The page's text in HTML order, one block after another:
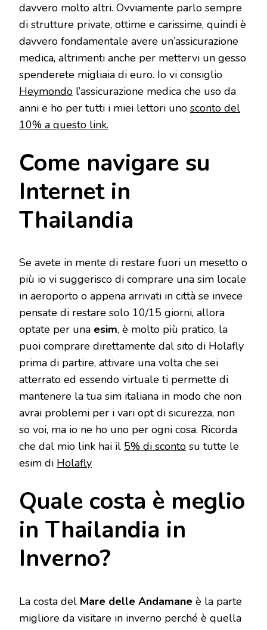
davvero molto altri. Ovviamente parlo sempre
di strutture private, ottime e carissime, quindi è
davvero fondamentale avere un’assicurazione
medica, altrimenti anche per mettervi un gesso
spenderete migliaia di euro. Io vi consiglio
Heymondo l’assicurazione medica che uso da
anni e ho per tutti i miei lettori uno sconto del
10% a questo link.
Come navigare su
Internet in
Thailandia
Se avete in mente di restare fuori un mesetto o
più io vi suggerisco di comprare una sim locale
in aeroporto o appena arrivati in città se invece
pensate di restare solo 10/15 giorni, allora
optate per una esim, è molto più pratico, la
puoi comprare direttamente dal sito di Holafly
prima di partire, attivare una volta che sei
atterrato ed essendo virtuale ti permette di
mantenere la tua sim italiana in modo che non
avrai problemi per i vari opt di sicurezza, non
so voi, ma io ne ho uno per ogni cosa. Ricorda
che dal mio link hai il 5% di sconto su tutte le
esim di Holafly
Quale costa è meglio
in Thailandia in
Inverno?
La costa del Mare delle Andamane è la parte
migliore da visitare in inverno perché è quella